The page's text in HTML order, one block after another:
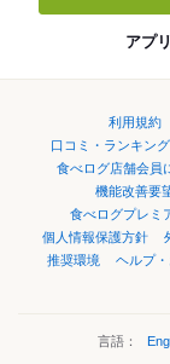
アプ
利用規約
口コミ・ランキン
食べログ店舗会員
機能改善要
食べログプレミ
個人情報保護方針
推奨環境
ヘルプ
言語：